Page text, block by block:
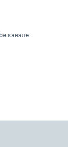
канале.